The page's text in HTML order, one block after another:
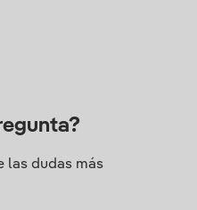
las dudas más